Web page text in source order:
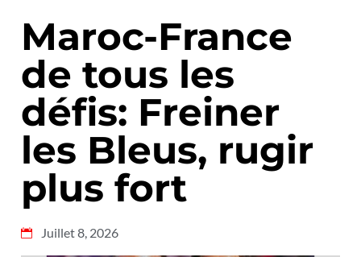
Maroc-France
de tous les
défis: Freiner
les Bleus, rugir
plus fort
Juillet 8, 2026